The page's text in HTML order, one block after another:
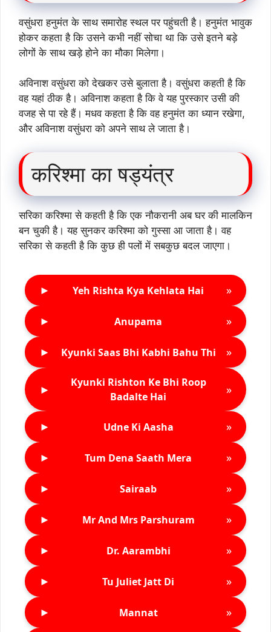
वसुंधरा हनुमंत के साथ समारोह स्थल पर पहुंचती है। हनुमंत भावुक
होकर कहता है कि उसने कभी नहीं सोचा था कि उसे इतने बड़े
लोगों के साथ खड़े होने का मौका मिलेगा।
अविनाश वसुंधरा को देखकर उसे बुलाता है। वसुंधरा कहती है कि
वह यहां ठीक है। अविनाश कहता है कि वे यह पुरस्कार उसी की
वजह से पा रहे हैं। मधव कहता है कि वह हनुमंत का ध्यान रखेगा,
और अविनाश वसुंधरा को अपने साथ ले जाता है।
करिश्मा का षड्यंत्र
सरिका करिश्मा से कहती है कि एक नौकरानी अब घर की मालकिन
बन चुकी है। यह सुनकर करिश्मा को गुस्सा आ जाता है। वह
सरिका से कहती है कि कुछ ही पलों में सबकुछ बदल जाएगा।
► Yeh Rishta Kya Kehlata Hai »
► Anupama »
► Kyunki Saas Bhi Kabhi Bahu Thi »
►
Kyunki Rishton Ke Bhi Roop
Badalte Hai
»
► Udne Ki Aasha »
► Tum Dena Saath Mera »
► Sairaab »
► Mr And Mrs Parshuram »
► Dr. Aarambhi »
► Tu Juliet Jatt Di »
► Mannat »